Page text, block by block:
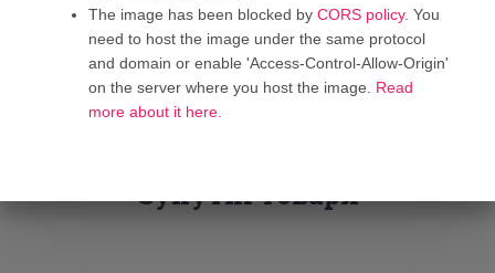
Супутні товари
The image has been blocked by CORS policy. You
need to host the image under the same protocol
and domain or enable 'Access-Control-Allow-Origin'
on the server where you host the image. Read
more about it here.